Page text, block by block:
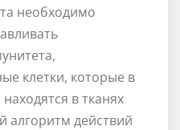
необходимо
клетки, которые в
в тканях
алгоритм действий